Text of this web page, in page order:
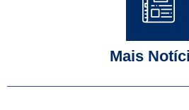
Mais